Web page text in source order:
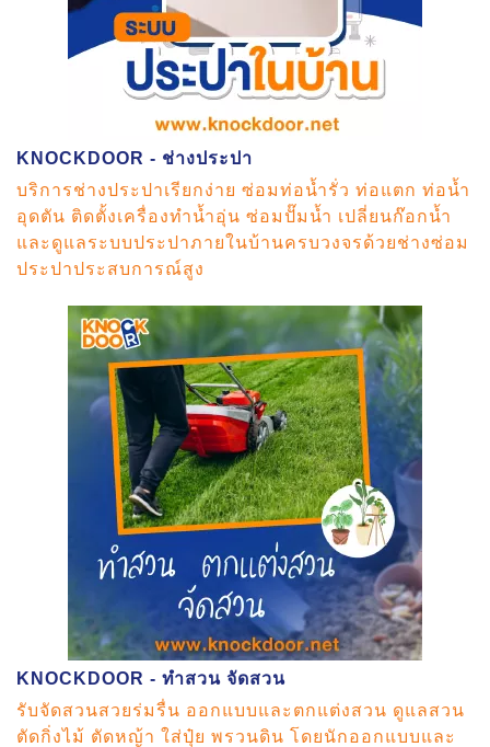
KNOCKDOOR - ช่างประปา
บริการช่างประปาเรียกง่าย ซ่อมท่อน้ำรั่ว ท่อแตก ท่อน้ำ
อุดตัน ติดตั้งเครื่องทำน้ำอุ่น ซ่อมปั๊มน้ำ เปลี่ยนก๊อกน้ำ
และดูแลระบบประปาภายในบ้านครบวงจรด้วยช่างซ่อม
ประปาประสบการณ์สูง
KNOCKDOOR - ทำสวน จัดสวน
รับจัดสวนสวยร่มรื่น ออกแบบและตกแต่งสวน ดูแลสวน
ตัดกิ่งไม้ ตัดหญ้า ใส่ปุ๋ย พรวนดิน โดยนักออกแบบและ